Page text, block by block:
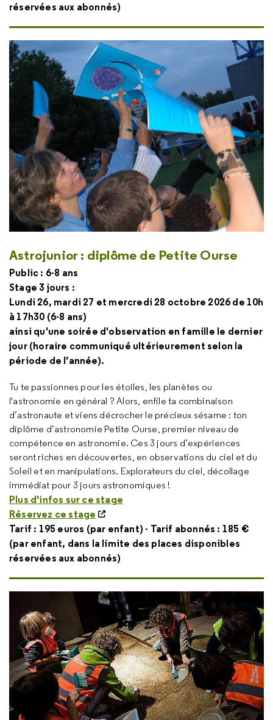
réservées aux abonnés)
Astrojunior : diplôme de Petite Ourse
Public : 6-8 ans
Stage 3 jours :
Lundi 26, mardi 27 et mercredi 28 octobre 2026 de 10h
à 17h30 (6-8 ans)
ainsi qu'une soirée d'observation en famille le dernier
jour (horaire communiqué ultérieurement selon la
période de l’année).
Tu te passionnes pour les étoiles, les planètes ou
l'astronomie en général ? Alors, enfile ta combinaison
d’astronaute et viens décrocher le précieux sésame : ton
diplôme d’astronomie Petite Ourse, premier niveau de
compétence en astronomie. Ces 3 jours d’expériences
seront riches en découvertes, en observations du ciel et du
Soleil et en manipulations. Explorateurs du ciel, décollage
immédiat pour 3 jours astronomiques !
Plus d'infos sur ce stage
Réservez ce stage
Tarif : 195 euros (par enfant) - Tarif abonnés : 185 €
(par enfant, dans la limite des places disponibles
réservées aux abonnés)